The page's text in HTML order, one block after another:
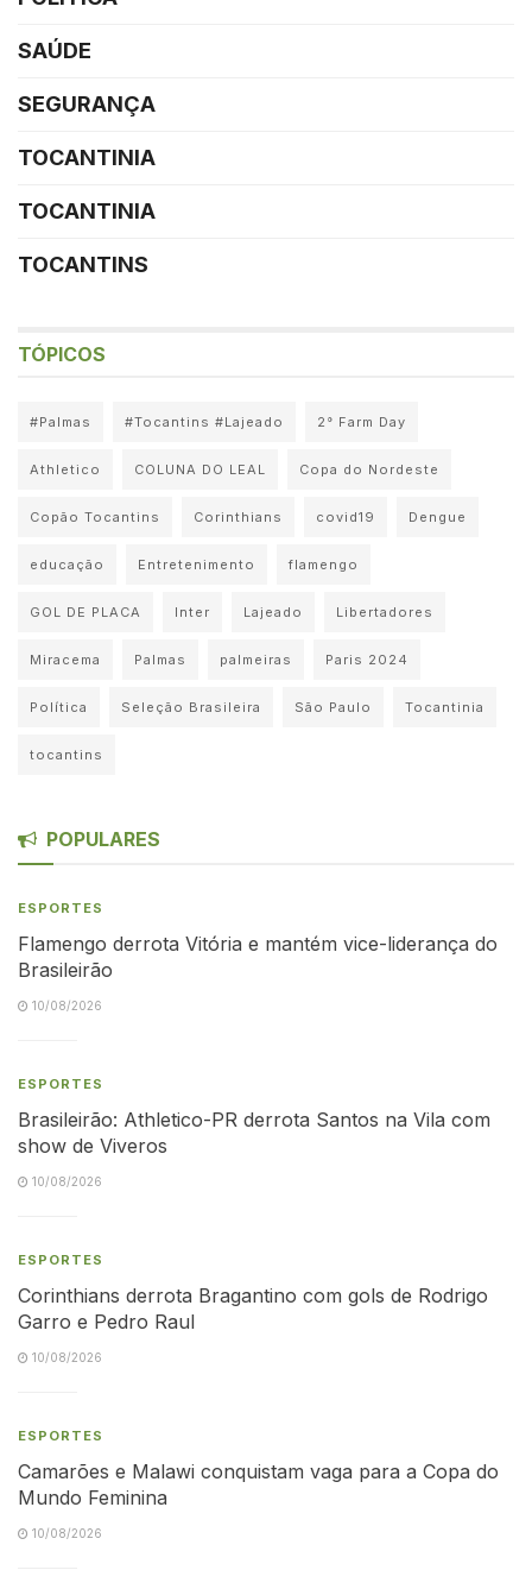
SAÚDE
SEGURANÇA
TOCANTINIA
TOCANTINIA
TOCANTINS
TÓPICOS
#Palmas #Tocantins #Lajeado 2° Farm Day
Athletico COLUNA DO LEAL Copa do Nordeste
Copão Tocantins Corinthians covid19 Dengue
educação Entretenimento flamengo
GOL DE PLACA Inter Lajeado Libertadores
Miracema Palmas palmeiras Paris 2024
Política Seleção Brasileira São Paulo Tocantinia
tocantins
POPULARES
ESPORTES
Flamengo derrota Vitória e mantém vice-liderança do
Brasileirão
10/08/2026
ESPORTES
Brasileirão: Athletico-PR derrota Santos na Vila com
show de Viveros
10/08/2026
ESPORTES
Corinthians derrota Bragantino com gols de Rodrigo
Garro e Pedro Raul
10/08/2026
ESPORTES
Camarões e Malawi conquistam vaga para a Copa do
Mundo Feminina
10/08/2026